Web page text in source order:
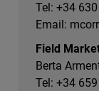
Tel: +34
Email:
Field
Berta
Tel: +34